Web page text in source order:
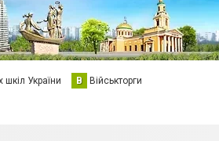
України В Військторги